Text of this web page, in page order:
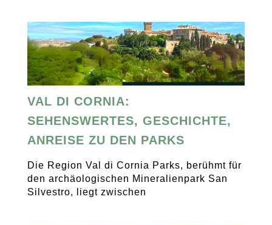
VAL DI CORNIA:
SEHENSWERTES, GESCHICHTE,
ANREISE ZU DEN PARKS
Die Region Val di Cornia Parks, berühmt für
den archäologischen Mineralienpark San
Silvestro, liegt zwischen